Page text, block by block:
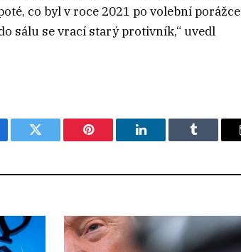
co byl v roce 2021 po volební porážce
sálu se vrací starý protivník,“ uvedl
Twitter Pinterest LinkedIn Tumblr